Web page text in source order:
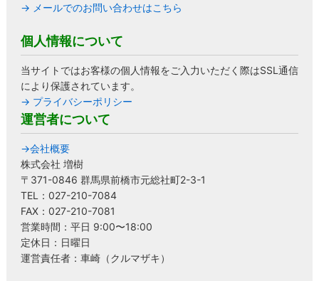
→ メールでのお問い合わせはこちら
個人情報について
当サイトではお客様の個人情報をご入力いただく際はSSL通信
により保護されています。
→ プライバシーポリシー
運営者について
→会社概要
株式会社 増樹
〒371-0846 群馬県前橋市元総社町2-3-1
TEL：027-210-7084
FAX：027-210-7081
営業時間：平日 9:00〜18:00
定休日：日曜日
運営責任者：車崎（クルマザキ）